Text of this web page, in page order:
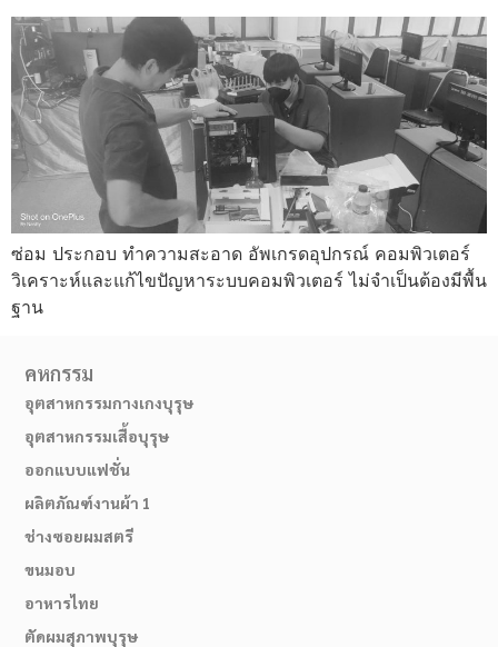
ซ่อม ประกอบ ทำความสะอาด อัพเกรดอุปกรณ์ คอมพิวเตอร์
วิเคราะห์และแก้ไขปัญหาระบบคอมพิวเตอร์ ไม่จำเป็นต้องมีพื้น
ฐาน
คหกรรม
อุตสาหกรรมกางเกงบุรุษ
อุตสาหกรรมเสื้อบุรุษ
ออกแบบแฟชั่น
ผลิตภัณฑ์งานผ้า 1
ช่างซอยผมสตรี
ขนมอบ
อาหารไทย
ตัดผมสุภาพบุรุษ